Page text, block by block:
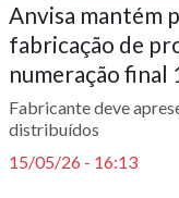
Anvisa mantém
fabricação de
numeração final
Fabricante deve
distribuídos
15/05/26 - 16:13